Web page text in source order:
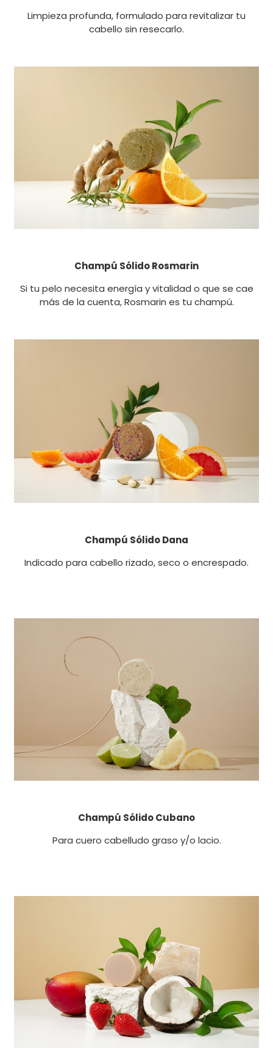
Limpieza profunda, formulado para revitalizar tu
cabello sin resecarlo.
Champú Sólido Rosmarin
Si tu pelo necesita energía y vitalidad o que se cae
más de la cuenta, Rosmarin es tu champú.
Champú Sólido Dana
Indicado para cabello rizado, seco o encrespado.
Champú Sólido Cubano
Para cuero cabelludo graso y/o lacio.